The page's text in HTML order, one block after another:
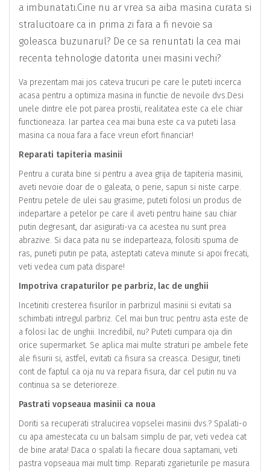
a imbunatati.Cine nu ar vrea sa aiba masina curata si
stralucitoare ca in prima zi fara a fi nevoie sa
goleasca buzunarul? De ce sa renuntati la cea mai
recenta tehnologie datorita unei masini vechi?
Va prezentam mai jos cateva trucuri pe care le puteti incerca
acasa pentru a optimiza masina in functie de nevoile dvs.Desi
unele dintre ele pot parea prostii, realitatea este ca ele chiar
functioneaza. Iar partea cea mai buna este ca va puteti lasa
masina ca noua fara a face vreun efort financiar!
Reparati tapiteria masinii
Pentru a curata bine si pentru a avea grija de tapiteria masinii,
aveti nevoie doar de o galeata, o perie, sapun si niste carpe.
Pentru petele de ulei sau grasime, puteti folosi un produs de
indepartare a petelor pe care il aveti pentru haine sau chiar
putin degresant, dar asigurati-va ca acestea nu sunt prea
abrazive. Si daca pata nu se indeparteaza, folositi spuma de
ras, puneti putin pe pata, asteptati cateva minute si apoi frecati,
veti vedea cum pata dispare!
Impotriva crapaturilor pe parbriz, lac de unghii
Incetiniti cresterea fisurilor in parbrizul masinii si evitati sa
schimbati intregul parbriz. Cel mai bun truc pentru asta este de
a folosi lac de unghii. Incredibil, nu? Puteti cumpara oja din
orice supermarket. Se aplica mai multe straturi pe ambele fete
ale fisurii si, astfel, evitati ca fisura sa creasca. Desigur, tineti
cont de faptul ca oja nu va repara fisura, dar cel putin nu va
continua sa se deterioreze.
Pastrati vopseaua masinii ca noua
Doriti sa recuperati stralucirea vopselei masinii dvs.? Spalati-o
cu apa amestecata cu un balsam simplu de par, veti vedea cat
de bine arata! Daca o spalati la fiecare doua saptamani, veti
pastra vopseaua mai mult timp. Reparati zgarieturile pe masura